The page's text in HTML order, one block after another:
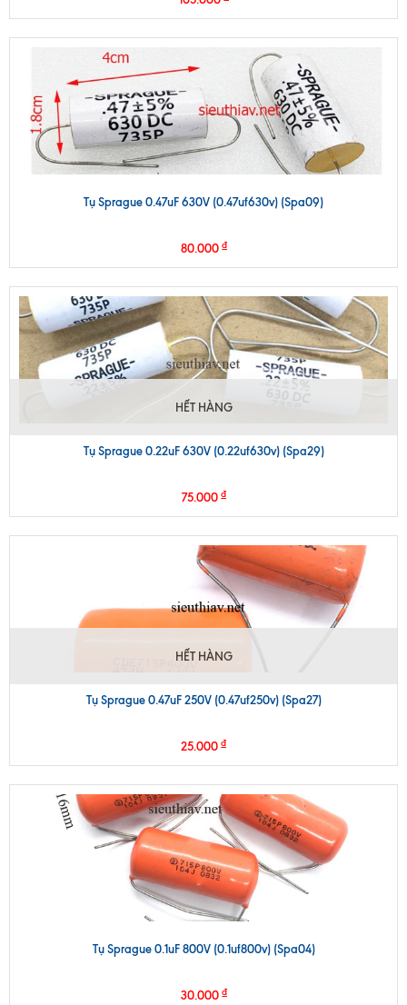
Tụ Sprague 0.47uF 630V (0.47uf630v) (Spa09)
80.000 ₫
Tụ Sprague 0.22uF 630V (0.22uf630v) (Spa29)
75.000 ₫
HẾT HÀNG
Tụ Sprague 0.47uF 250V (0.47uf250v) (Spa27)
25.000 ₫
HẾT HÀNG
Tụ Sprague 0.1uF 800V (0.1uf800v) (Spa04)
30.000 ₫